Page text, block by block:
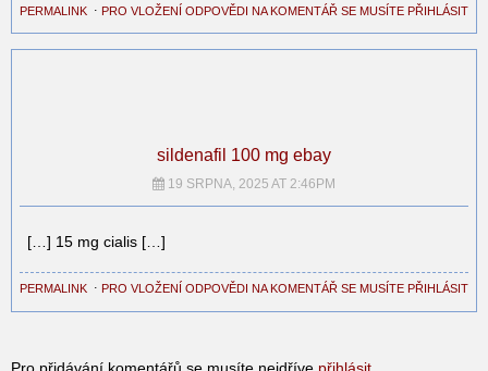
PERMALINK ⋅ PRO VLOŽENÍ ODPOVĚDI NA KOMENTÁŘ SE MUSÍTE PŘIHLÁSIT
sildenafil 100 mg ebay
19 SRPNA, 2025 AT 2:46PM
[…] 15 mg cialis […]
PERMALINK ⋅ PRO VLOŽENÍ ODPOVĚDI NA KOMENTÁŘ SE MUSÍTE PŘIHLÁSIT